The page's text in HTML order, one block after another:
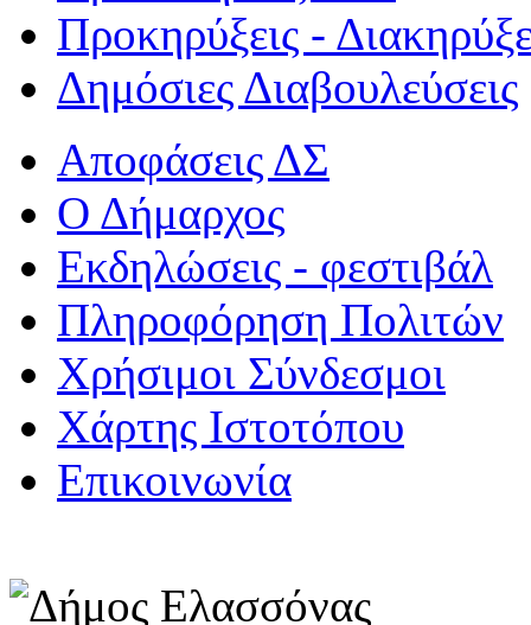
Προκηρύξεις -
Δημόσιες Διαβουλεύσεις
Αποφάσεις ΔΣ
Ο Δήμαρχος
Εκδηλώσεις - φεστιβάλ
Πληροφόρηση Πολιτών
Χρήσιμοι Σύνδεσμοι
Χάρτης Ιστοτόπου
Επικοινωνία